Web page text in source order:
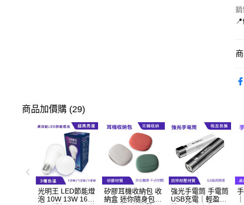
銷
商品加價購 (29)
光明王 LED節能燈
泡 10W 13W 16W
矽膠耳機收納包 收
納盒 迷你隨身包｜
強光手電筒 手電筒
USB充電｜輕盈易